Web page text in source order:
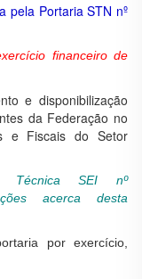
pela Portaria STN nº
financeiro de
e disponibilização
da Federação no
e Fiscais do Setor
Técnica SEI nº
acerca desta
por exercício,